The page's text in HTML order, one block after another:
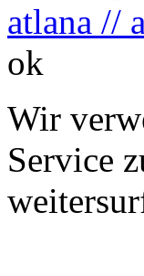
atlana //
ok
Wir
Service